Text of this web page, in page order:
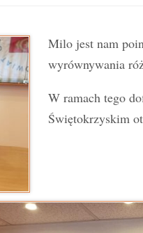
Milo jest nam
wyrównywania
W ramach tego
Świętokrzyskim